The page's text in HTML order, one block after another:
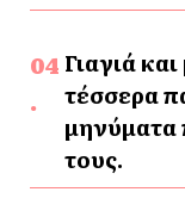
Γιαγιά
τέσσερα
μηνύματα
τους.